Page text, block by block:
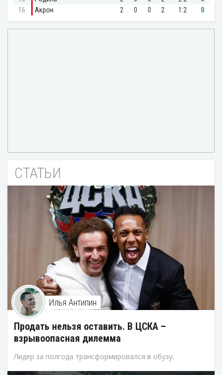
СТАТЬИ
Илья Антипин
Продать нельзя оставить. В ЦСКА –
взрывоопасная дилемма
Лидер за полгода трансформировался в обузу.